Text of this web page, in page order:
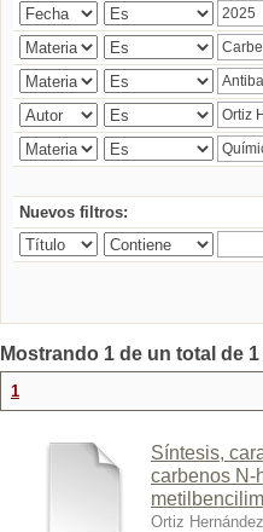
Nuevos filtros:
Mostrando 1 de un total de
1
Síntesis,
carbenos N-
Ortiz